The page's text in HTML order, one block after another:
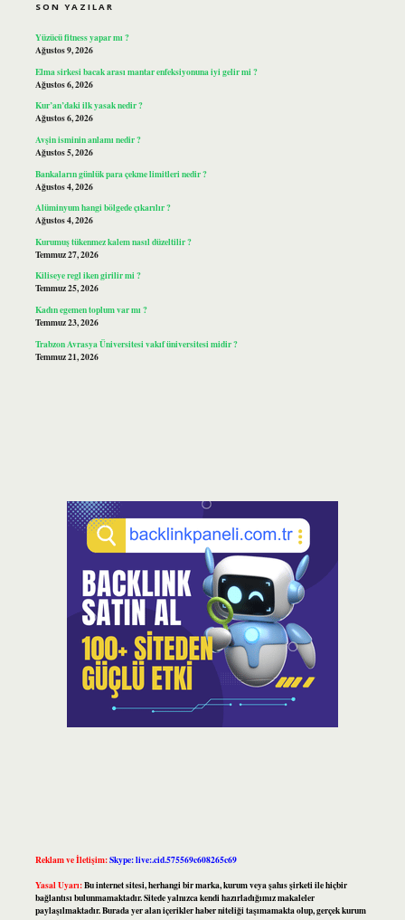
SON YAZILAR
Yüzücü fitness yapar mı ?
Ağustos 9, 2026
Elma sirkesi bacak arası mantar enfeksiyonuna iyi gelir mi ?
Ağustos 6, 2026
Kur’an’daki ilk yasak nedir ?
Ağustos 6, 2026
Avşin isminin anlamı nedir ?
Ağustos 5, 2026
Bankaların günlük para çekme limitleri nedir ?
Ağustos 4, 2026
Alüminyum hangi bölgede çıkarılır ?
Ağustos 4, 2026
Kurumuş tükenmez kalem nasıl düzeltilir ?
Temmuz 27, 2026
Kiliseye regl iken girilir mi ?
Temmuz 25, 2026
Kadın egemen toplum var mı ?
Temmuz 23, 2026
Trabzon Avrasya Üniversitesi vakıf üniversitesi midir ?
Temmuz 21, 2026
Reklam ve İletişim:Skype: live:.cid.575569c608265c69
Yasal Uyarı:Bu internet sitesi, herhangi bir marka, kurum veya şahıs şirketi ile hiçbir
bağlantısı bulunmamaktadır. Sitede yalnızca kendi hazırladığımız makaleler
paylaşılmaktadır. Burada yer alan içerikler haber niteliği taşımamakta olup, gerçek kurum